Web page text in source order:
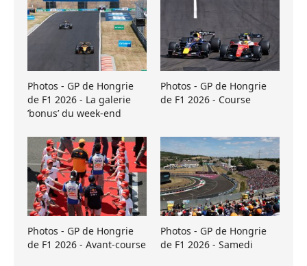
Photos - GP de Hongrie
de F1 2026 - La galerie
’bonus’ du week-end
Photos - GP de Hongrie
de F1 2026 - Course
Photos - GP de Hongrie
de F1 2026 - Avant-course
Photos - GP de Hongrie
de F1 2026 - Samedi